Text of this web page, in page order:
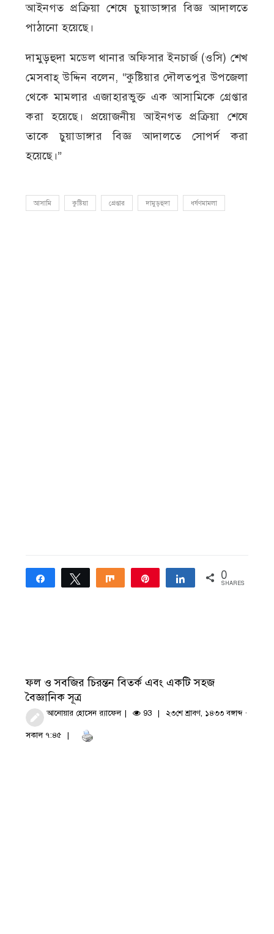
আইনগত প্রক্রিয়া শেষে চুয়াডাঙ্গার বিজ্ঞ আদালতে
পাঠানো হয়েছে।
দামুড়হুদা মডেল থানার অফিসার ইনচার্জ (ওসি) শেখ
মেসবাহ্ উদ্দিন বলেন, “কুষ্টিয়ার দৌলতপুর উপজেলা
থেকে মামলার এজাহারভুক্ত এক আসামিকে গ্রেপ্তার
করা হয়েছে। প্রয়োজনীয় আইনগত প্রক্রিয়া শেষে
তাকে চুয়াডাঙ্গার বিজ্ঞ আদালতে সোপর্দ করা
হয়েছে।”
আসামি কুষ্টিয়া গ্রেপ্তার দামুড়হুদা ধর্ষণমামলা
Share Tweet Share Share 0
SHARES
ফল ও সবজির চিরন্তন বিতর্ক এবং একটি সহজ
বৈজ্ঞানিক সূত্র
আনোয়ার হোসেন র‍্যাফেল 93 ২৩শে শ্রাবণ, ১৪৩৩ বঙ্গাব্দ ·
সকাল ৭:৪৫